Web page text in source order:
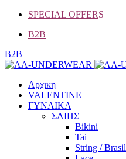
SPECIAL OFFERS
B2B
B2B
Αρχικη
VALENTINE
ΓΥΝΑΙΚΑ
ΣΛΙΠΣ
Bikini
Tai
String / Brasil